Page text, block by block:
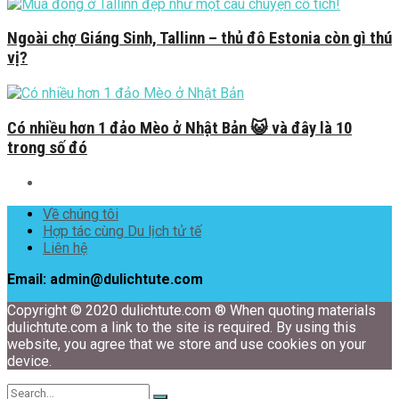
Ngoài chợ Giáng Sinh, Tallinn – thủ đô Estonia còn gì thú
vị?
Có nhiều hơn 1 đảo Mèo ở Nhật Bản 😺 và đây là 10
trong số đó
Về chúng tôi
Hợp tác cùng Du lịch tử tế
Liên hệ
Email: admin@dulichtute.com
Copyright © 2020 dulichtute.com ® When quoting materials
dulichtute.com a link to the site is required. By using this
website, you agree that we store and use cookies on your
device.